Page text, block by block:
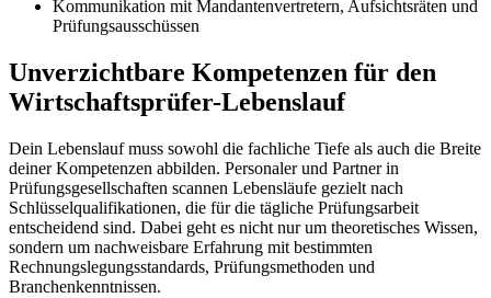
Kommunikation mit Mandantenvertretern, Aufsichtsräten und
Prüfungsausschüssen
Unverzichtbare Kompetenzen für den
Wirtschaftsprüfer-Lebenslauf
Dein Lebenslauf muss sowohl die fachliche Tiefe als auch die Breite
deiner Kompetenzen abbilden. Personaler und Partner in
Prüfungsgesellschaften scannen Lebensläufe gezielt nach
Schlüsselqualifikationen, die für die tägliche Prüfungsarbeit
entscheidend sind. Dabei geht es nicht nur um theoretisches Wissen,
sondern um nachweisbare Erfahrung mit bestimmten
Rechnungslegungsstandards, Prüfungsmethoden und
Branchenkenntnissen.